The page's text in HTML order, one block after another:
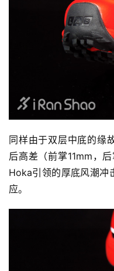
集
同样由于双层中底的缘
后高差（前掌11mm，
Hoka引领的厚底风潮冲
应。